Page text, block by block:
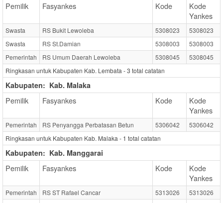
Pemilik Fasyankes Kode
Kode
Yankes
Swasta RS Bukit Lewoleba 5308023
5308023
Swasta
RS St.Damian 5308003
5308003
Pemerintah
RS Umum Daerah Lewoleba 5308045
5308045
Ringkasan untuk Kabupaten Kab. Lembata -3 total catatan
Kabupaten: Kab. Malaka
Pemilik Fasyankes Kode
Kode
Yankes
Pemerintah RS Penyangga Perbatasan Betun 5306042
5306042
Ringkasan untuk Kabupaten Kab. Malaka - 1 total catatan
Kabupaten: Kab. Manggarai
Pemilik Fasyankes Kode
Kode
Yankes
Pemerintah RS ST Rafael Cancar 5313026
5313026